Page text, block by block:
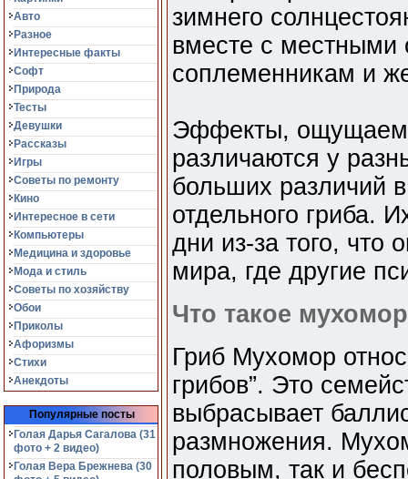
Авто
Разное
Интересные факты
Софт
Природа
Тесты
Девушки
Рассказы
Игры
Советы по ремонту
Кино
Интересное в сети
Компьютеры
Медицина и здоровье
Мода и стиль
Советы по хозяйству
Обои
Приколы
Афоризмы
Стихи
Анекдоты
Популярные посты
Голая Дарья Сагалова (31
фото + 2 видео)
Голая Вера Брежнева (30
зимнего
вместе с местными
соплеменникам и
Эффекты,
различаются у
больших различий
отдельного гриба.
дни из-за того, что
мира, где другие
Что такое
Гриб Мухомор
грибов”. Это
выбрасывает
размножения.
половым, так и